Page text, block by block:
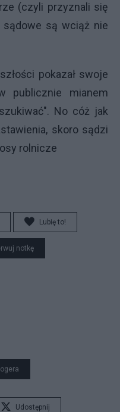
(czyli przyznali się
sądowe są wciąż nie
pokazał swoje
publicznie mianem
No cóż jak
skoro sądzi
rolnicze
Lubię to!
notkę
Udostępnij